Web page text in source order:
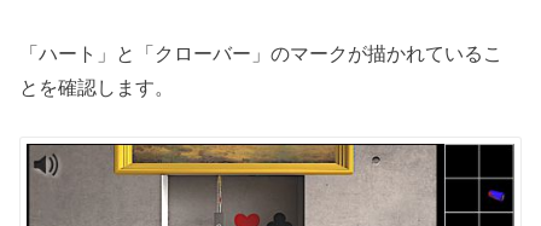
「ハート」と「クローバー」のマークが描かれているこ
とを確認します。